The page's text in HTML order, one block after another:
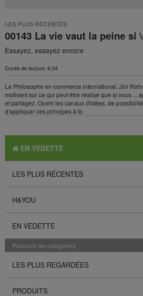
LES PLUS RÉCENTES
00143 La vie vaut la peine si
Essayez, essayez encore
Durée de lecture: 6:34
Le Philosophe en commerce international, Jim
motivant sur ce qui peut être réalisé que si vous ...
et partagez. Ouvrir les canaux d'idées, de
d'appliquer ces principes à to
EN VEDETTE
LES PLUS RÉCENTES
H&YOU
EN VEDETTE
Parcourir les catégories
LES PLUS REGARDÉES
PRODUITS